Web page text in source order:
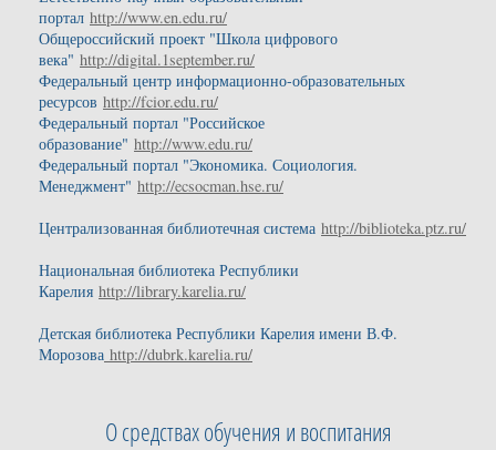
портал http://www.en.edu.ru/
Общероссийский проект "Школа цифрового
века" http://digital.1september.ru/
Федеральный центр информационно-образовательных
ресурсов http://fcior.edu.ru/
Федеральный портал "Российское
образование" http://www.edu.ru/
Федеральный портал "Экономика. Социология.
Менеджмент" http://ecsocman.hse.ru/
Централизованная библиотечная система http://biblioteka.ptz.ru/
Национальная библиотека Республики
Карелия http://library.karelia.ru/
Детская библиотека Республики Карелия имени В.Ф.
Морозова http://dubrk.karelia.ru/
О средствах обучения и воспитания